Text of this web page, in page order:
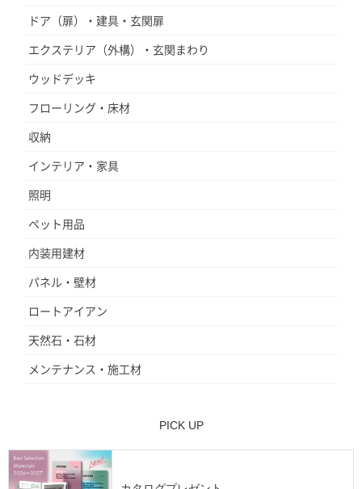
ドア（扉）・建具・玄関扉
エクステリア（外構）・玄関まわり
ウッドデッキ
フローリング・床材
収納
インテリア・家具
照明
ペット用品
内装用建材
パネル・壁材
ロートアイアン
天然石・石材
メンテナンス・施工材
PICK UP